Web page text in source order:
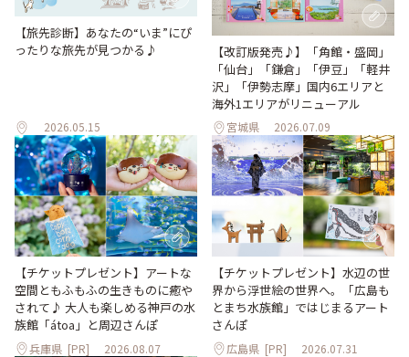
【旅先診断】あなたの“いま”にぴ
ったりな旅先が見つかる♪
2026.05.15
【改訂版発売♪】「角館・盛岡」
「仙台」「鎌倉」「伊豆」「軽井
沢」「伊勢志摩」国内6エリアと
海外1エリアがリニューアル
宮城県 2026.07.09
【チケットプレゼント】アートな
空間ともふもふの生きものに癒や
されて♪ 大人も楽しめる神戸の水
族館「átoa」と周辺さんぽ
兵庫県 [PR] 2026.08.07
【チケットプレゼント】水辺の世
界から浮世絵の世界へ。「広島も
とまち水族館」ではじまるアート
さんぽ
広島県 [PR] 2026.07.31